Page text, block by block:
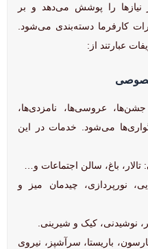
را پوشش می‌دهد و بر
کارفرما دسته‌بندی می‌شود.
عبارتند از:
عروسی‌ها، نامزدی‌ها،
می‌شود. خدمات در این
: تالار، باغ، سالن اجتماعات و…
نورپردازی، چیدمان میز و
نوشیدنی، کیک و شیرینی.
باریستا، سرآشپز، نیروی